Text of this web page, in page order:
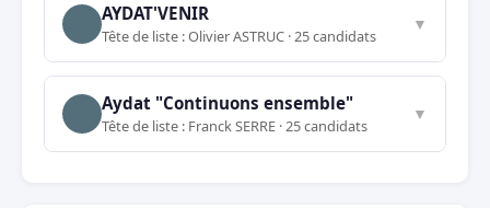
AYDAT'VENIR
Tête de liste : Olivier ASTRUC · 25 candidats
▼
Aydat "Continuons ensemble"
Tête de liste : Franck SERRE · 25 candidats
▼